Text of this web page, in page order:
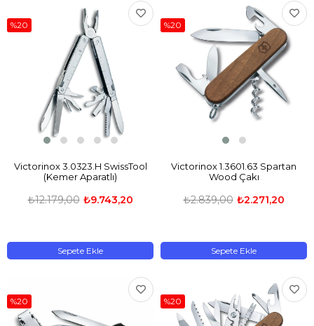
Victorinox 3.0323.H SwissTool
(Kemer Aparatlı)
₺9.743,20
₺12.179,00
Sepete Ekle
%20
Victorinox 1.3601.63 Spartan
Wood Çakı
₺2.271,20
₺2.839,00
Sepete Ekle
%20
%20 %20